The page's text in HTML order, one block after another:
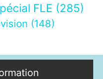
FLE (285)
(148)